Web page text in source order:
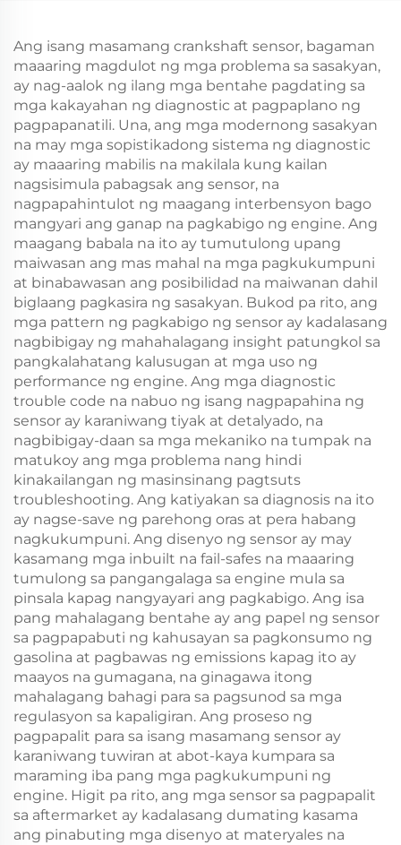
Ang isang masamang crankshaft sensor, bagaman
maaaring magdulot ng mga problema sa sasakyan,
ay nag-aalok ng ilang mga bentahe pagdating sa
mga kakayahan ng diagnostic at pagpaplano ng
pagpapanatili. Una, ang mga modernong sasakyan
na may mga sopistikadong sistema ng diagnostic
ay maaaring mabilis na makilala kung kailan
nagsisimula pabagsak ang sensor, na
nagpapahintulot ng maagang interbensyon bago
mangyari ang ganap na pagkabigo ng engine. Ang
maagang babala na ito ay tumutulong upang
maiwasan ang mas mahal na mga pagkukumpuni
at binabawasan ang posibilidad na maiwanan dahil
biglaang pagkasira ng sasakyan. Bukod pa rito, ang
mga pattern ng pagkabigo ng sensor ay kadalasang
nagbibigay ng mahahalagang insight patungkol sa
pangkalahatang kalusugan at mga uso ng
performance ng engine. Ang mga diagnostic
trouble code na nabuo ng isang nagpapahina ng
sensor ay karaniwang tiyak at detalyado, na
nagbibigay-daan sa mga mekaniko na tumpak na
matukoy ang mga problema nang hindi
kinakailangan ng masinsinang pagtsuts
troubleshooting. Ang katiyakan sa diagnosis na ito
ay nagse-save ng parehong oras at pera habang
nagkukumpuni. Ang disenyo ng sensor ay may
kasamang mga inbuilt na fail-safes na maaaring
tumulong sa pangangalaga sa engine mula sa
pinsala kapag nangyayari ang pagkabigo. Ang isa
pang mahalagang bentahe ay ang papel ng sensor
sa pagpapabuti ng kahusayan sa pagkonsumo ng
gasolina at pagbawas ng emissions kapag ito ay
maayos na gumagana, na ginagawa itong
mahalagang bahagi para sa pagsunod sa mga
regulasyon sa kapaligiran. Ang proseso ng
pagpapalit para sa isang masamang sensor ay
karaniwang tuwiran at abot-kaya kumpara sa
maraming iba pang mga pagkukumpuni ng
engine. Higit pa rito, ang mga sensor sa pagpapalit
sa aftermarket ay kadalasang dumating kasama
ang pinabuting mga disenyo at materyales na